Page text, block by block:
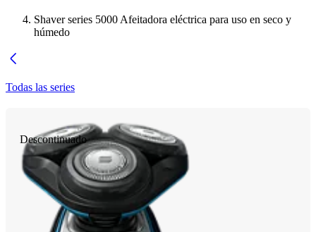
Shaver series 5000 Afeitadora eléctrica para uso en seco y
húmedo
Todas las series
Descontinuado